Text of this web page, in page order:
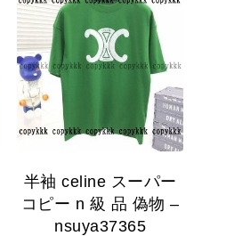
半袖 celine スーパー
コピー n 級 品 偽物 –
nsuya37365